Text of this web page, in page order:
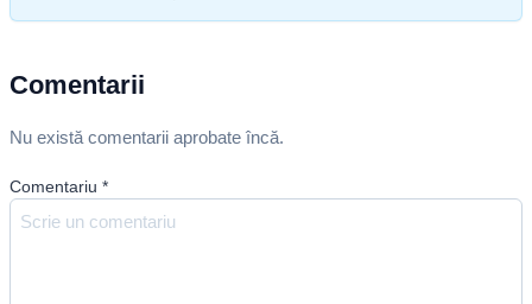
Comentarii
Nu există comentarii aprobate încă.
Comentariu *